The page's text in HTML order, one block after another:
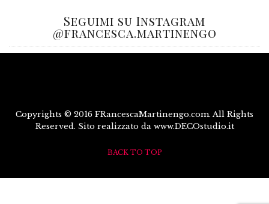
Seguimi su Instagram
@francesca.martinengo
Copyrights © 2016 FRancescaMartinengo.com. All Rights
Reserved. Sito realizzato da www.DECOstudio.it
BACK TO TOP